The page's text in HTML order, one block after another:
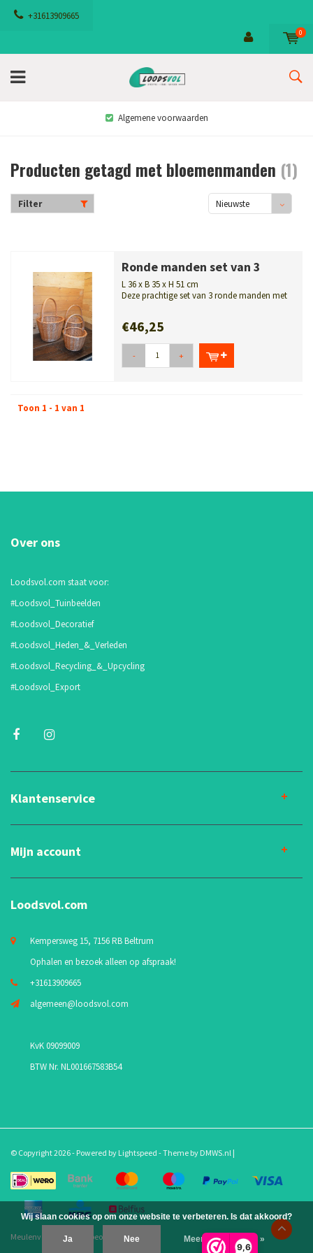
9,6
+31613909665
0
Algemene voorwaarden
Producten getagd met bloemenmanden (1)
Filter
Nieuwste
Ronde manden set van 3
L 36 x B 35 x H 51 cm
Deze prachtige set van 3 ronde manden met
€46,25
- +
Toon 1 - 1 van 1
Over ons
Loodsvol.com staat voor:
#Loodsvol_Tuinbeelden
#Loodsvol_Decoratief
#Loodsvol_Heden_&_Verleden
#Loodsvol_Recycling_&_Upcycling
#Loodsvol_Export
Klantenservice
Mijn account
Loodsvol.com
Kempersweg 15, 7156 RB Beltrum
Ophalen en bezoek alleen op afspraak!
+31613909665
algemeen@loodsvol.com
KvK 09099009
BTW Nr. NL001667583B54
© Copyright 2026 - Powered by Lightspeed - Theme by DMWS.nl |
Meulenveld.com beoordelingen op
Wij slaan cookies op om onze website te verbeteren. Is dat akkoord?
Ja Nee Meer over cookies »